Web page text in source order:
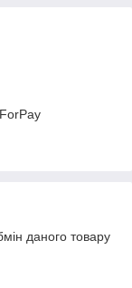
даного товару